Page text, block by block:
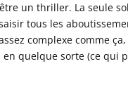
un thriller. La seule
tous les
complexe comme
quelque sorte (ce qui